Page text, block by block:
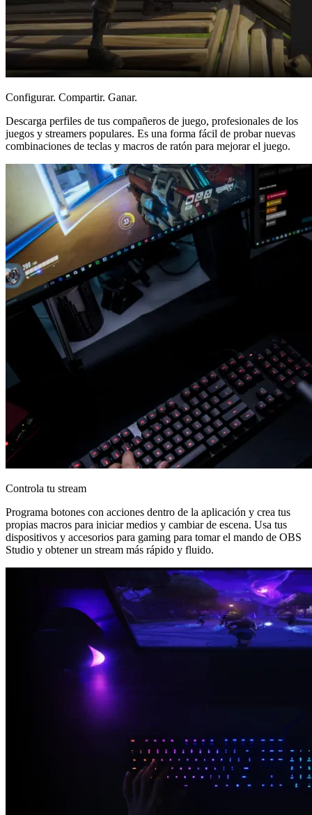
Configurar. Compartir. Ganar.
Descarga perfiles de tus compañeros de juego, profesionales de los
juegos y streamers populares. Es una forma fácil de probar nuevas
combinaciones de teclas y macros de ratón para mejorar el juego.
Controla tu stream
Programa botones con acciones dentro de la aplicación y crea tus
propias macros para iniciar medios y cambiar de escena. Usa tus
dispositivos y accesorios para gaming para tomar el mando de OBS
Studio y obtener un stream más rápido y fluido.